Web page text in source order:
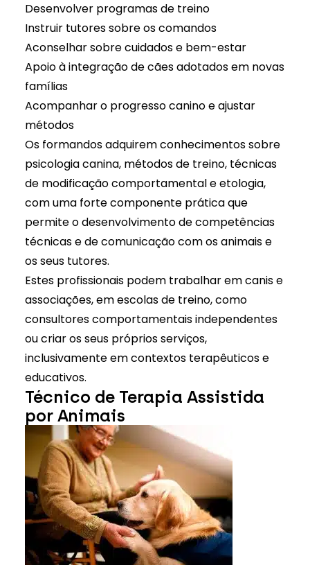
Desenvolver programas de treino
Instruir tutores sobre os comandos
Aconselhar sobre cuidados e bem-estar
Apoio à integração de cães adotados em novas
famílias
Acompanhar o progresso canino e ajustar
métodos
Os formandos adquirem conhecimentos sobre
psicologia canina, métodos de treino, técnicas
de modificação comportamental e etologia,
com uma forte componente prática que
permite o desenvolvimento de competências
técnicas e de comunicação com os animais e
os seus tutores.
Estes profissionais podem trabalhar em canis e
associações, em escolas de treino, como
consultores comportamentais independentes
ou criar os seus próprios serviços,
inclusivamente em contextos terapêuticos e
educativos.
Técnico de Terapia Assistida
por Animais